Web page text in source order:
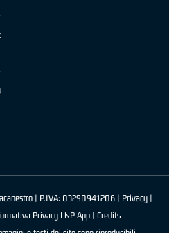
| P.IVA: 03290941206 | Privacy|
Privacy LNP App | Credits